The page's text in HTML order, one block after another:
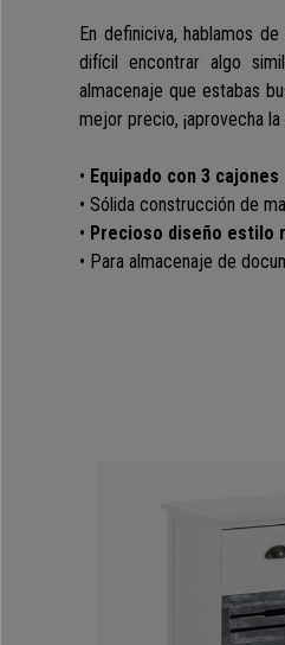
En definiciva, hablamos de
difícil encontrar algo
almacenaje que estabas
mejor precio, ¡aprovecha
• Equipado con 3 cajones
• Sólida construcción de
• Precioso diseño estilo
• Para almacenaje de